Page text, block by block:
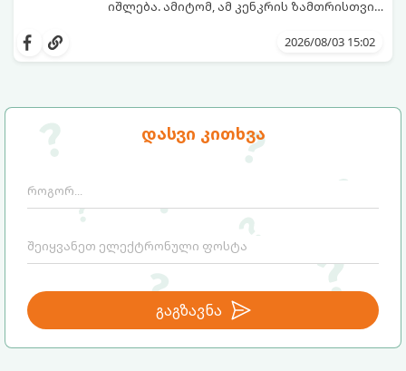
დასვი კითხვა
გაგზავნა
იშლება. ამიტომ, ამ კენკრის ზამთრისთვის
მომზადებაა - მოხარშვის გარეშე.
ბუნებრივ, კაშკაშა გემოს, არომატს და
2026/08/03 15:02